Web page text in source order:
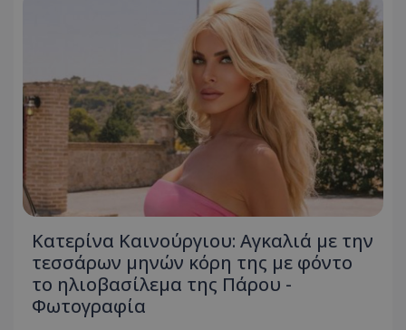
Κατερίνα Καινούργιου: Αγκαλιά με την
τεσσάρων μηνών κόρη της με φόντο
το ηλιοβασίλεμα της Πάρου -
Φωτογραφία